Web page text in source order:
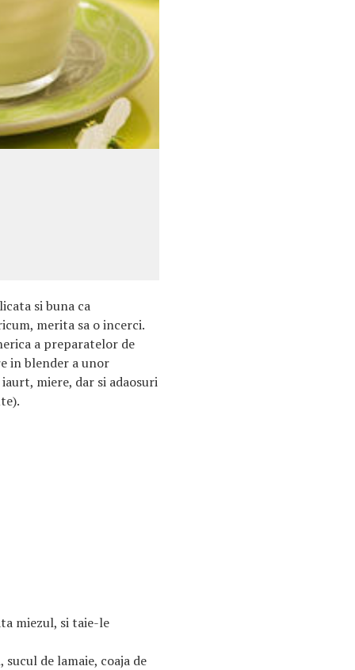
si buna ca
merita sa o incerci.
a preparatelor de
in blender a unor
miere, dar si adaosuri
miezul, si taie-le
de lamaie, coaja de